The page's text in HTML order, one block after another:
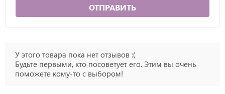
ОТПРАВИТЬ
У этого товара пока нет отзывов :(
Будьте первыми, кто посоветует его. Этим вы очень
поможете кому-то с выбором!